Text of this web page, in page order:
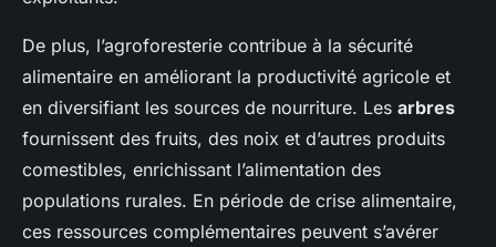
De plus, l’agroforesterie contribue à la sécurité
alimentaire en améliorant la productivité agricole et
en diversifiant les sources de nourriture. Les arbres
fournissent des fruits, des noix et d’autres produits
comestibles, enrichissant l’alimentation des
populations rurales. En période de crise alimentaire,
ces ressources complémentaires peuvent s’avérer